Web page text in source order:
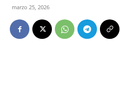
marzo 25, 2026